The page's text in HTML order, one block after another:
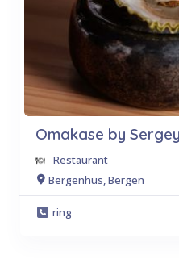
Omakase by
Restaurant
Bergenhus, Bergen
ring